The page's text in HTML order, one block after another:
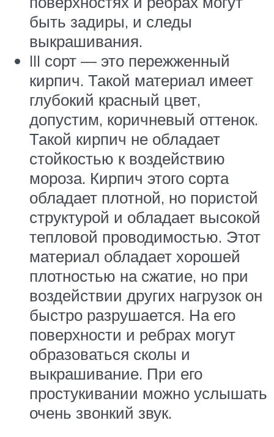
быть задиры, и следы
выкрашивания.
III сорт — это пережженный
кирпич. Такой материал имеет
глубокий красный цвет,
допустим, коричневый оттенок.
Такой кирпич не обладает
стойкостью к воздействию
мороза. Кирпич этого сорта
обладает плотной, но пористой
структурой и обладает высокой
тепловой проводимостью. Этот
материал обладает хорошей
плотностью на сжатие, но при
воздействии других нагрузок он
быстро разрушается. На его
поверхности и ребрах могут
образоваться сколы и
выкрашивание. При его
простукивании можно услышать
очень звонкий звук.